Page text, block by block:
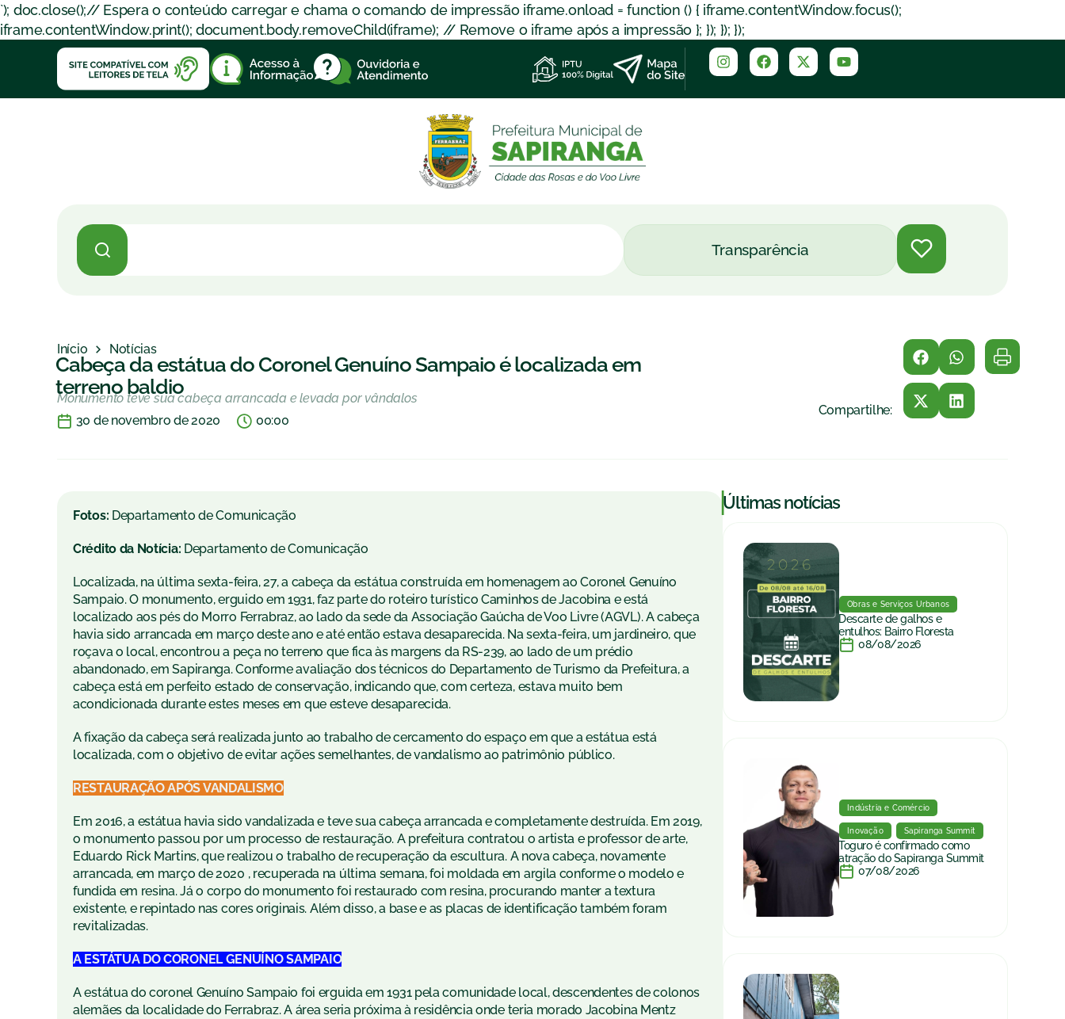
`); doc.close();// Espera o conteúdo carregar e chama o comando de impressão iframe.onload = function () { iframe.contentWindow.focus();
iframe.contentWindow.print(); document.body.removeChild(iframe); // Remove o iframe após a impressão }; }); }); });
Transparência
Início Notícias
Cabeça da estátua do Coronel Genuíno Sampaio é localizada em
terreno baldio
Monumento teve sua cabeça arrancada e levada por vândalos
30 de novembro de 2020
00:00
Compartilhe:
Fotos: Departamento de Comunicação
Crédito da Notícia: Departamento de Comunicação
Localizada, na última sexta-feira, 27, a cabeça da estátua construída em homenagem ao Coronel Genuíno
Sampaio. O monumento, erguido em 1931, faz parte do roteiro turístico Caminhos de Jacobina e está
localizado aos pés do Morro Ferrabraz, ao lado da sede da Associação Gaúcha de Voo Livre (AGVL). A cabeça
havia sido arrancada em março deste ano e até então estava desaparecida. Na sexta-feira, um jardineiro, que
roçava o local, encontrou a peça no terreno que fica às margens da RS-239, ao lado de um prédio
abandonado, em Sapiranga. Conforme avaliação dos técnicos do Departamento de Turismo da Prefeitura, a
cabeça está em perfeito estado de conservação, indicando que, com certeza, estava muito bem
acondicionada durante estes meses em que esteve desaparecida.
A fixação da cabeça será realizada junto ao trabalho de cercamento do espaço em que a estátua está
localizada, com o objetivo de evitar ações semelhantes, de vandalismo ao patrimônio público.
RESTAURAÇÃO APÓS VANDALISMO
Em 2016, a estátua havia sido vandalizada e teve sua cabeça arrancada e completamente destruída. Em 2019,
o monumento passou por um processo de restauração. A prefeitura contratou o artista e professor de arte,
Eduardo Rick Martins, que realizou o trabalho de recuperação da escultura. A nova cabeça, novamente
arrancada, em março de 2020 , recuperada na última semana, foi moldada em argila conforme o modelo e
fundida em resina. Já o corpo do monumento foi restaurado com resina, procurando manter a textura
existente, e repintado nas cores originais. Além disso, a base e as placas de identificação também foram
revitalizadas.
A ESTÁTUA DO CORONEL GENUÍNO SAMPAIO
A estátua do coronel Genuíno Sampaio foi erguida em 1931 pela comunidade local, descendentes de colonos
alemães da localidade do Ferrabraz. A área seria próxima à residência onde teria morado Jacobina Mentz
|Últimas notícias
Obras e Serviços Urbanos
Descarte de galhos e
entulhos: Bairro Floresta
08/08/2026
Indústria e Comércio
Inovação Sapiranga Summit
Toguro é confirmado como
atração do Sapiranga Summit
07/08/2026